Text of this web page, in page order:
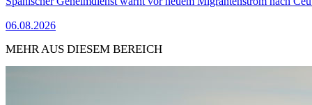
06.08.2026
MEHR AUS DIESEM BEREICH